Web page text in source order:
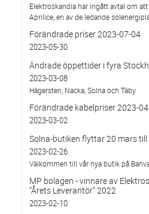
Elektroskandia har ingått avtal om
Aprilice, en av de ledande
Förändrade priser 2023-07-04
2023-05-30
Ändrade öppettider i fyra
2023-03-08
Hägersten, Nacka, Solna och Täby
Förändrade kabelpriser 2023-
2023-03-02
Solna-butiken flyttar 20 mars till
2023-02-26
Välkommen till vår nya butik på
MP bolagen - vinnare av
”Årets Leverantör” 2022
2023-02-10